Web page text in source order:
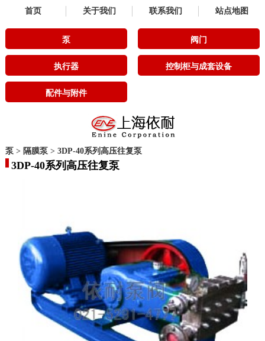
首页 关于我们 联系我们 站点地图
泵 阀门
执行器 控制柜与成套设备
配件与附件
泵> 隔膜泵> 3DP-40系列高压往复泵
3DP-40系列高压往复泵